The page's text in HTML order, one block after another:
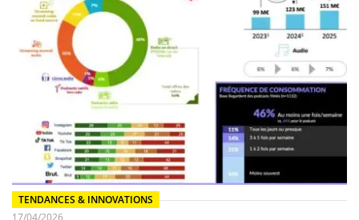
TENDANCES & INNOVATIONS